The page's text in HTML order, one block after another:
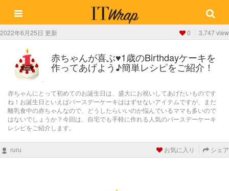
2022年6月25日 更新 0 3,747 view
赤ちゃんが喜ぶ♥1歳のBirthdayケーキを
作ってあげよう♪簡単レシピをご紹介！
赤ちゃんにとって初めてのお誕生日は、盛大にお祝いしてあげたいものです
ね！お誕生日といえばバースデーケーキははずせないアイテムですが、まだ
離乳食中の赤ちゃんなので、どうしたらいいのか悩んでいるママも多いので
はないでしょうか？今回は、自宅でも手軽に作れる人気のバースデーケーキ
レシピをご紹介します。
ruru お気に入り シェア